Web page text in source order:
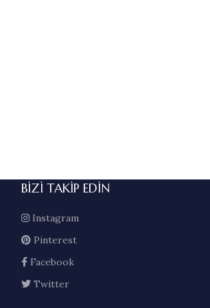
BIZI TAKIP EDIN
Instagram
Pinterest
Facebook
Twitter